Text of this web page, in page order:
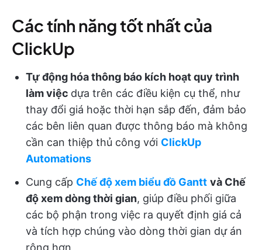
Các tính năng tốt nhất của
ClickUp
Tự động hóa thông báo kích hoạt quy trình
làm việc dựa trên các điều kiện cụ thể, như
thay đổi giá hoặc thời hạn sắp đến, đảm bảo
các bên liên quan được thông báo mà không
cần can thiệp thủ công với ClickUp
Automations
Cung cấp Chế độ xem biểu đồ Gantt và Chế
độ xem dòng thời gian, giúp điều phối giữa
các bộ phận trong việc ra quyết định giá cả
và tích hợp chúng vào dòng thời gian dự án
rộng hơn